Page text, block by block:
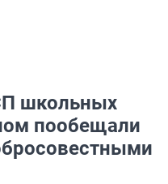
школьных
пообещали